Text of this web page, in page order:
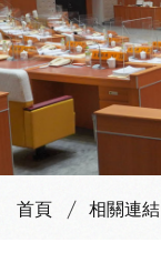
首頁 相關連結